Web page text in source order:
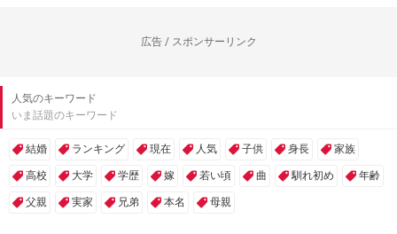
広告 / スポンサーリンク
人気のキーワード
いま話題のキーワード
結婚 ランキング 現在 人気 子供 身長 家族
高校 大学 学歴 嫁 若い頃 曲 馴れ初め 年齢
父親 実家 兄弟 本名 母親